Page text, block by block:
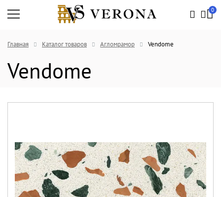
0
Главная Каталог товаров Агломрамор Vendome
Vendome